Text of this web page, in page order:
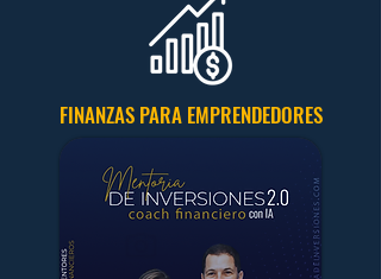
FINANZAS PARA EMPRENDEDORES